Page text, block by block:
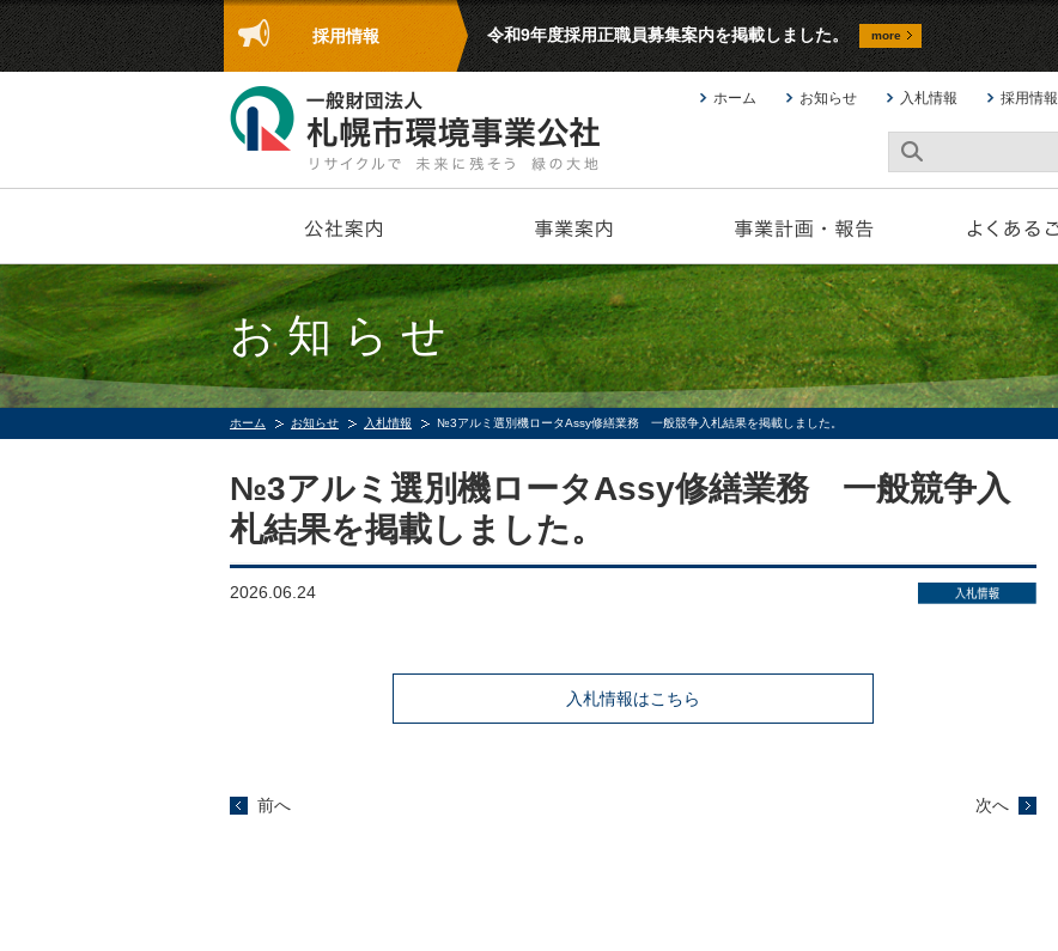
採用情報 令和9年度採用正職員募集案内を掲載しました。 more
ホーム お知らせ 入札情報 採用情報
お知らせ
ホーム お知らせ 入札情報 №3アルミ選別機ロータAssy修繕業務 一般競争入札結果を掲載しました。
№3アルミ選別機ロータAssy修繕業務 一般競争入
札結果を掲載しました。
2026.06.24
入札情報はこちら
前へ 次へ